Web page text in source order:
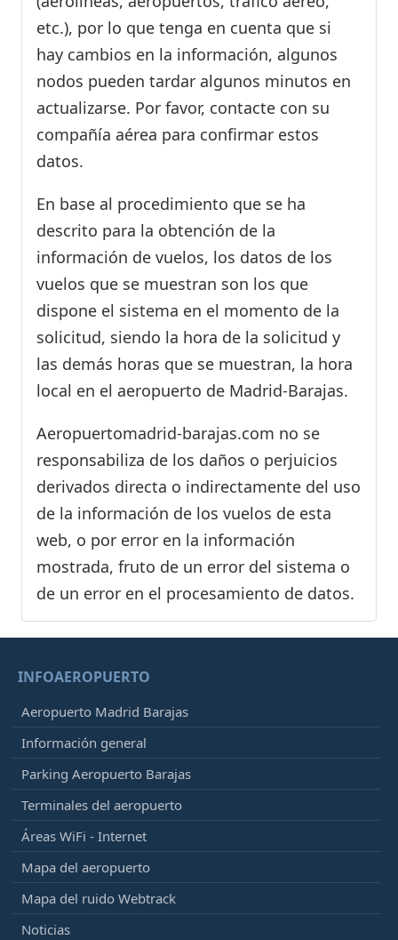
etc.), por lo que tenga en cuenta que si
hay cambios en la información, algunos
nodos pueden tardar algunos minutos en
actualizarse. Por favor, contacte con su
compañía aérea para confirmar estos
datos.
En base al procedimiento que se ha
descrito para la obtención de la
información de vuelos, los datos de los
vuelos que se muestran son los que
dispone el sistema en el momento de la
solicitud, siendo la hora de la solicitud y
las demás horas que se muestran, la hora
local en el aeropuerto de Madrid-Barajas.
Aeropuertomadrid-barajas.com no se
responsabiliza de los daños o perjuicios
derivados directa o indirectamente del uso
de la información de los vuelos de esta
web, o por error en la información
mostrada, fruto de un error del sistema o
de un error en el procesamiento de datos.
INFOAEROPUERTO
Aeropuerto Madrid Barajas
Información general
Parking Aeropuerto Barajas
Terminales del aeropuerto
Áreas WiFi - Internet
Mapa del aeropuerto
Mapa del ruido Webtrack
Noticias